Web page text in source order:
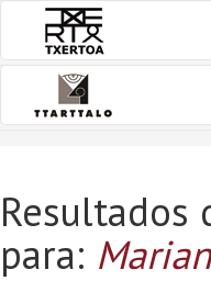
Resultados
para: